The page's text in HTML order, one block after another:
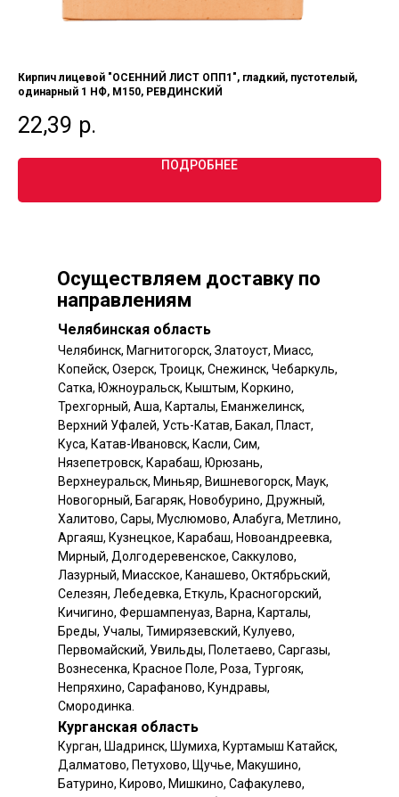
Кирпич лицевой "ОСЕННИЙ ЛИСТ ОПП1", гладкий, пустотелый,
одинарный 1 НФ, М150, РЕВДИНСКИЙ
22,39 р.
ПОДРОБНЕЕ
Челябинская область
Осуществляем доставку по
направлениям
Курганская область
Челябинск, Магнитогорск, Златоуст, Миасс,
Копейск, Озерск, Троицк, Снежинск, Чебаркуль,
Сатка, Южноуральск, Кыштым, Коркино,
Трехгорный, Аша, Карталы, Еманжелинск,
Верхний Уфалей, Усть-Катав, Бакал, Пласт,
Куса, Катав-Ивановск, Касли, Сим,
Нязепетровск, Карабаш, Юрюзань,
Верхнеуральск, Миньяр, Вишневогорск, Маук,
Новогорный, Багаряк, Новобурино, Дружный,
Халитово, Сары, Муслюмово, Алабуга, Метлино,
Аргаяш, Кузнецкое, Карабаш, Новоандреевка,
Мирный, Долгодеревенское, Саккулово,
Лазурный, Миасское, Канашево, Октябрьский,
Селезян, Лебедевка, Еткуль, Красногорский,
Кичигино, Фершампенуаз, Варна, Карталы,
Бреды, Учалы, Тимирязевский, Кулуево,
Первомайский, Увильды, Полетаево, Саргазы,
Вознесенка, Красное Поле, Роза, Тургояк,
Непряхино, Сарафаново, Кундравы,
Смородинка.
Курган, Шадринск, Шумиха, Куртамыш Катайск,
Далматово, Петухово, Щучье, Макушино,
Батурино, Кирово, Мишкино, Сафакулево,